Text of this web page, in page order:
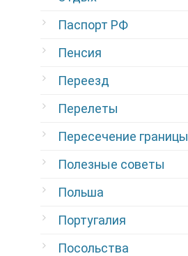
Паспорт РФ
Пенсия
Переезд
Перелеты
Пересечение границы
Полезные советы
Польша
Португалия
Посольства